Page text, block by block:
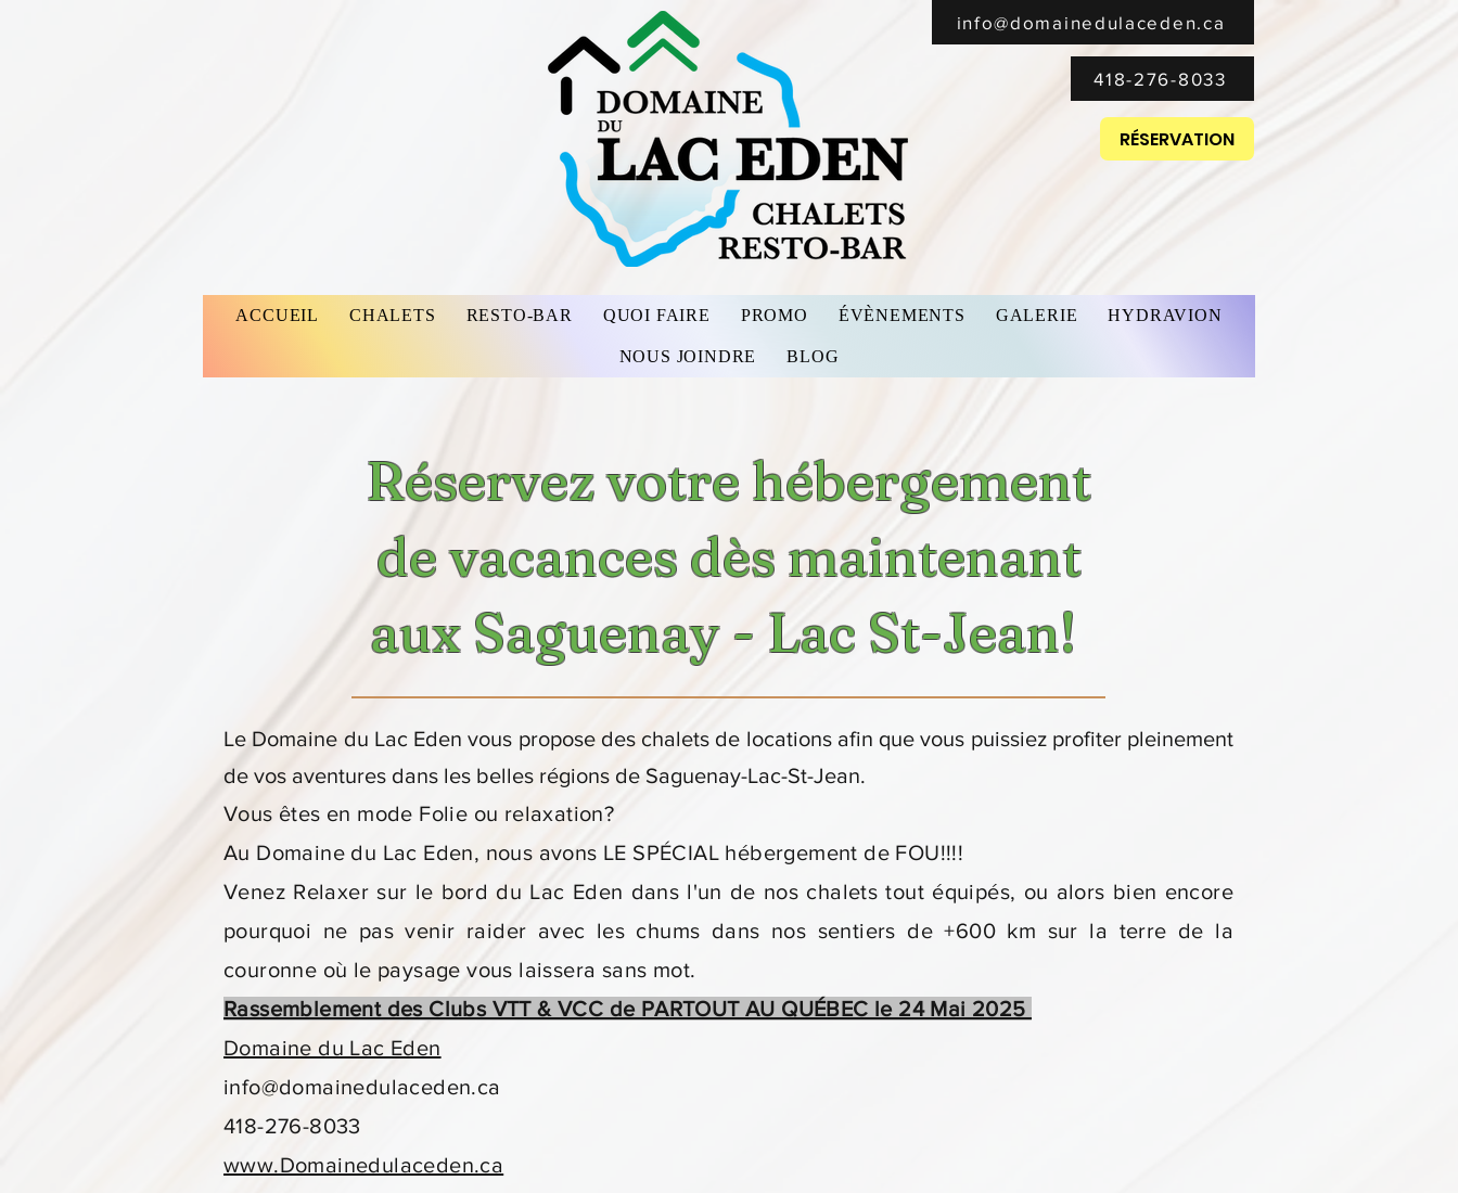
info@domainedulaceden.ca
418-276-8033
RÉSERVATION
ACCUEIL CHALETS RESTO-BAR QUOI FAIRE PROMO ÉVÈNEMENTS GALERIE HYDRAVION
NOUS JOINDRE BLOG
Réservez votre hébergement
de vacances dès maintenant
aux Saguenay - Lac St-Jean!
Le Domaine du Lac Eden vous propose des chalets de locations afin que vous puissiez profiter pleinement
de vos aventures dans les belles régions de Saguenay-Lac-St-Jean.
Vous êtes en mode Folie ou relaxation?
Au Domaine du Lac Eden, nous avons LE SPÉCIAL hébergement de FOU!!!!
Venez Relaxer sur le bord du Lac Eden dans l'un de nos chalets tout équipés, ou alors bien encore
pourquoi ne pas venir raider avec les chums dans nos sentiers de +600 km sur la terre de la
couronne où le paysage vous laissera sans mot.
Rassemblement des Clubs VTT & VCC de PARTOUT AU QUÉBEC le 24 Mai 2025
Domaine du Lac Eden
info@domainedulaceden.ca
418-276-8033
www.Domainedulaceden.ca